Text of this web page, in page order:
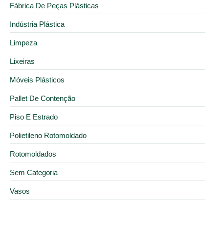
Fábrica De Peças Plásticas
Indústria Plástica
Limpeza
Lixeiras
Móveis Plásticos
Pallet De Contenção
Piso E Estrado
Polietileno Rotomoldado
Rotomoldados
Sem Categoria
Vasos